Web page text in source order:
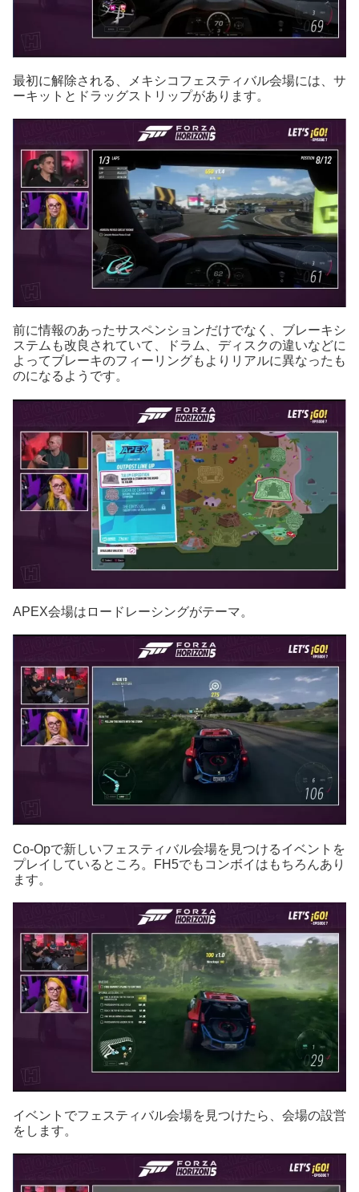
最初に解除される、メキシコフェスティバル会場には、サ
ーキットとドラッグストリップがあります。
前に情報のあったサスペンションだけでなく、ブレーキシ
ステムも改良されていて、ドラム、ディスクの違いなどに
よってブレーキのフィーリングもよりリアルに異なったも
のになるようです。
APEX会場はロードレーシングがテーマ。
Co-Opで新しいフェスティバル会場を見つけるイベントを
プレイしているところ。FH5でもコンボイはもちろんあり
ます。
イベントでフェスティバル会場を見つけたら、会場の設営
をします。